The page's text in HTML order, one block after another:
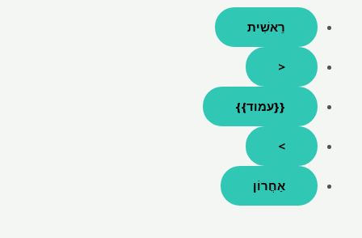
רֵאשִׁית
<
{{עמוד}}
>
אַחֲרוֹן